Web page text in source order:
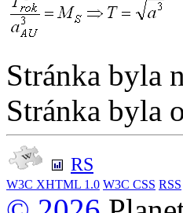
Stránka byla
Stránka byla
RS
W3C XHTML 1.0 W3C CSS RSS